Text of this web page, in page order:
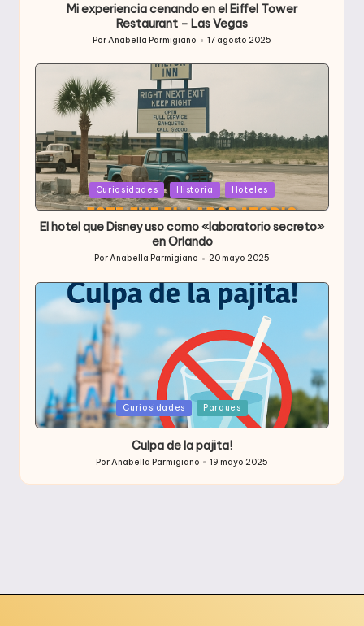
Mi experiencia cenando en el Eiffel Tower
Restaurant – Las Vegas
Publicado
por
PorAnabella Parmigiano 17 agosto 2025
Publicada
en
Curiosidades Historia Hoteles
El hotel que Disney uso como «laboratorio secreto»
en Orlando
PorAnabella Parmigiano 20 mayo 2025
Publicada
en
Curiosidades Parques
Culpa de la pajita!
Publicado
por
PorAnabella Parmigiano 19 mayo 2025